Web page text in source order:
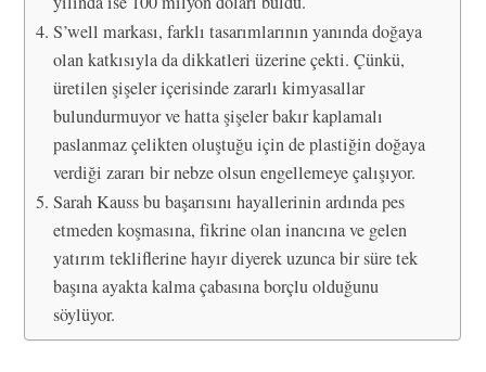
S’well markası, farklı tasarımlarının yanında doğaya
olan katkısıyla da dikkatleri üzerine çekti. Çünkü,
üretilen şişeler içerisinde zararlı kimyasallar
bulundurmuyor ve hatta şişeler bakır kaplamalı
paslanmaz çelikten oluştuğu için de plastiğin doğaya
verdiği zararı bir nebze olsun engellemeye çalışıyor.
Sarah Kauss bu başarısını hayallerinin ardında pes
etmeden koşmasına, fikrine olan inancına ve gelen
yatırım tekliflerine hayır diyerek uzunca bir süre tek
başına ayakta kalma çabasına borçlu olduğunu
söylüyor.